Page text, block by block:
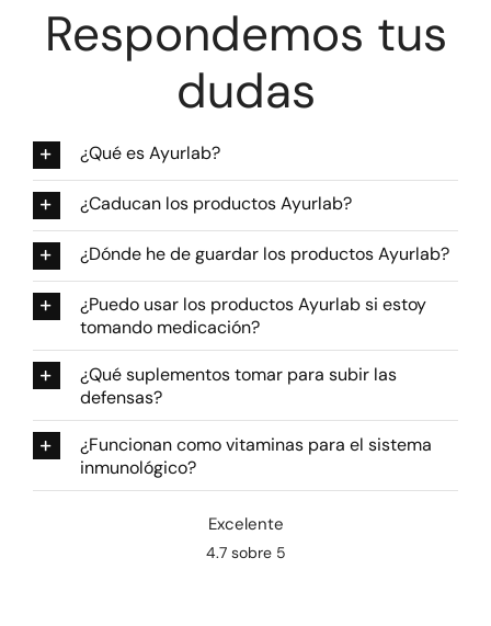
Respondemos tus
dudas
¿Qué es Ayurlab?
¿Caducan los productos Ayurlab?
¿Dónde he de guardar los productos Ayurlab?
¿Puedo usar los productos Ayurlab si estoy
tomando medicación?
¿Qué suplementos tomar para subir las
defensas?
¿Funcionan como vitaminas para el sistema
inmunológico?
Excelente
4.7 sobre 5